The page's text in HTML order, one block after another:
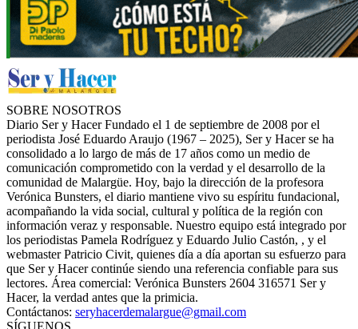
SOBRE NOSOTROS
Diario Ser y Hacer Fundado el 1 de septiembre de 2008 por el
periodista José Eduardo Araujo (1967 – 2025), Ser y Hacer se ha
consolidado a lo largo de más de 17 años como un medio de
comunicación comprometido con la verdad y el desarrollo de la
comunidad de Malargüe. Hoy, bajo la dirección de la profesora
Verónica Bunsters, el diario mantiene vivo su espíritu fundacional,
acompañando la vida social, cultural y política de la región con
información veraz y responsable. Nuestro equipo está integrado por
los periodistas Pamela Rodríguez y Eduardo Julio Castón, , y el
webmaster Patricio Civit, quienes día a día aportan su esfuerzo para
que Ser y Hacer continúe siendo una referencia confiable para sus
lectores. Área comercial: Verónica Bunsters 2604 316571 Ser y
Hacer, la verdad antes que la primicia.
Contáctanos: seryhacerdemalargue@gmail.com